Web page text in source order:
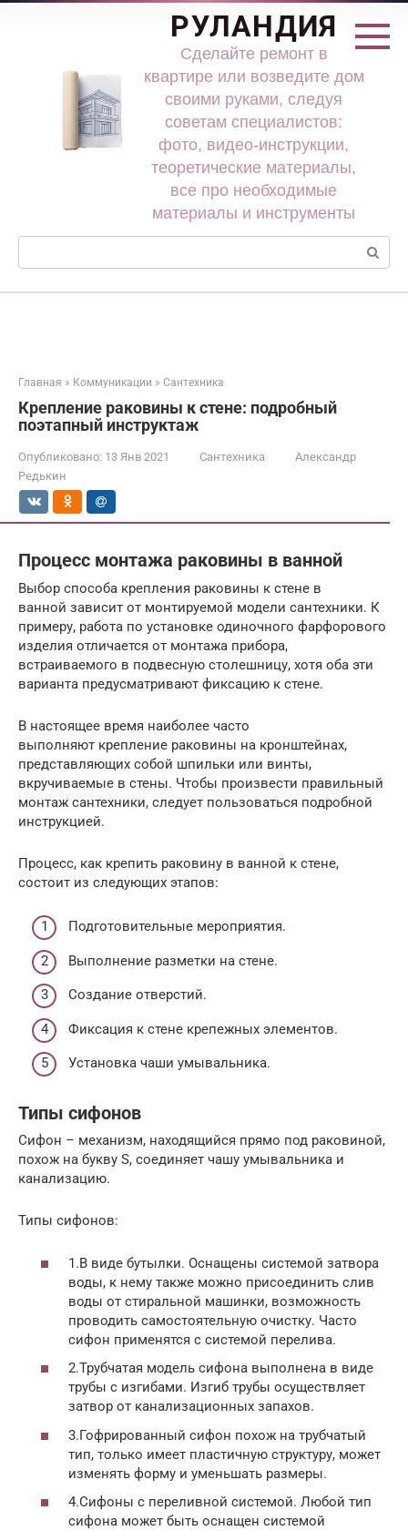
Перейти
РУЛАНДИЯ
Сделайте ремонт в
квартире или возведите дом
своими руками, следуя
советам специалистов:
фото, видео-инструкции,
теоретические материалы,
все про необходимые
материалы и инструменты
Поиск:
Главная » Коммуникации » Сантехника
Крепление раковины к стене: подробный
поэтапный инструктаж
Опубликовано: 13 Янв 2021 Сантехника
Александр
Редькин
Процесс монтажа раковины в ванной
Выбор способа крепления раковины к стене в
ванной зависит от монтируемой модели сантехники. К
примеру, работа по установке одиночного фарфорового
изделия отличается от монтажа прибора,
встраиваемого в подвесную столешницу, хотя оба эти
варианта предусматривают фиксацию к стене.
В настоящее время наиболее часто
выполняют крепление раковины на кронштейнах,
представляющих собой шпильки или винты,
вкручиваемые в стены. Чтобы произвести правильный
монтаж сантехники, следует пользоваться подробной
инструкцией.
Процесс, как крепить раковину в ванной к стене,
состоит из следующих этапов:
Подготовительные мероприятия.
Выполнение разметки на стене.
Создание отверстий.
Фиксация к стене крепежных элементов.
Установка чаши умывальника.
Типы сифонов
Сифон – механизм, находящийся прямо под раковиной,
похож на букву S, соединяет чашу умывальника и
канализацию.
Типы сифонов:
1.В виде бутылки. Оснащены системой затвора
воды, к нему также можно присоединить слив
воды от стиральной машинки, возможность
проводить самостоятельную очистку. Часто
сифон применятся с системой перелива.
2.Трубчатая модель сифона выполнена в виде
трубы с изгибами. Изгиб трубы осуществляет
затвор от канализационных запахов.
3.Гофрированный сифон похож на трубчатый
тип, только имеет пластичную структуру, может
изменять форму и уменьшать размеры.
4.Сифоны с переливной системой. Любой тип
сифона может быть оснащен системой